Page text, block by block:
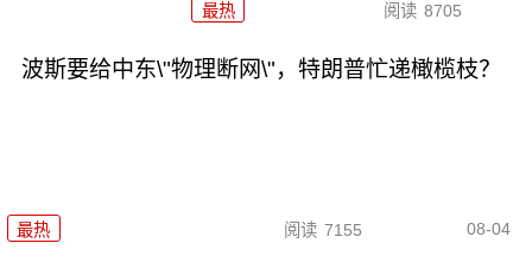
最热 阅读 8705
波斯要给中东\"物理断网\"，特朗普忙递橄榄枝？
最热 阅读 7155 08-04